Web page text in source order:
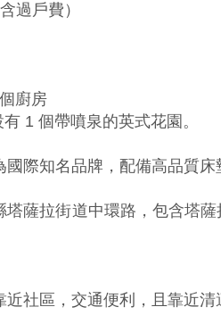
過戶費）
廚房
1 個帶噴泉的英式花園。
際知名品牌，配備高品質床
塔薩拉街道中環路，包含塔
社區，交通便利，且靠近清